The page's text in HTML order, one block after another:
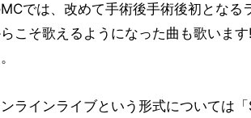
では、改めて手術後手術後初とな
こそ歌えるようになった曲も歌いま
ラインライブという形式については